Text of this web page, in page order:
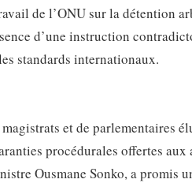
de l’ONU sur la détention
d’une instruction
standards internationaux.
et de parlementaires
procédurales offertes aux
Ousmane Sonko, a promis